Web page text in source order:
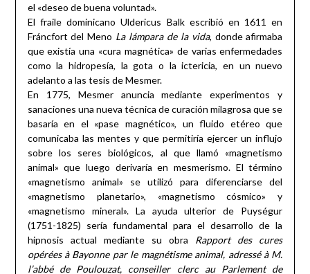
el «deseo de buena voluntad».
El fraile dominicano Uldericus Balk escribió en 1611 en
Fráncfort del Meno La lámpara de la vida, donde afirmaba
que existía una «cura magnética» de varias enfermedades
como la hidropesía, la gota o la ictericia, en un nuevo
adelanto a las tesis de Mesmer.
En 1775, Mesmer anuncia mediante experimentos y
sanaciones una nueva técnica de curación milagrosa que se
basaría en el «pase magnético», un fluido etéreo que
comunicaba las mentes y que permitiría ejercer un influjo
sobre los seres biológicos, al que llamó «magnetismo
animal» que luego derivaría en mesmerismo. El término
«magnetismo animal» se utilizó para diferenciarse del
«magnetismo planetario», «magnetismo cósmico» y
«magnetismo mineral». La ayuda ulterior de Puységur
(1751-1825) sería fundamental para el desarrollo de la
hipnosis actual mediante su obra Rapport des cures
opérées à Bayonne par le magnétisme animal, adressé à M.
l’abbé de Poulouzat, conseiller clerc au Parlement de